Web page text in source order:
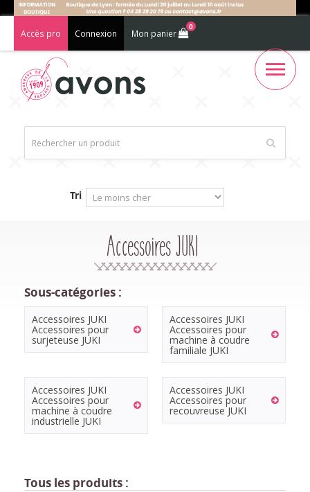
Accès pro Connexion Mon panier
0
Tri
Accessoires JUKI
Sous-catégories :
Accessoires JUKI
Accessoires pour
surjeteuse JUKI
Accessoires JUKI
Accessoires pour
machine à coudre
familiale JUKI
Accessoires JUKI
Accessoires pour
machine à coudre
industrielle JUKI
Accessoires JUKI
Accessoires pour
recouvreuse JUKI
Tous les produits :